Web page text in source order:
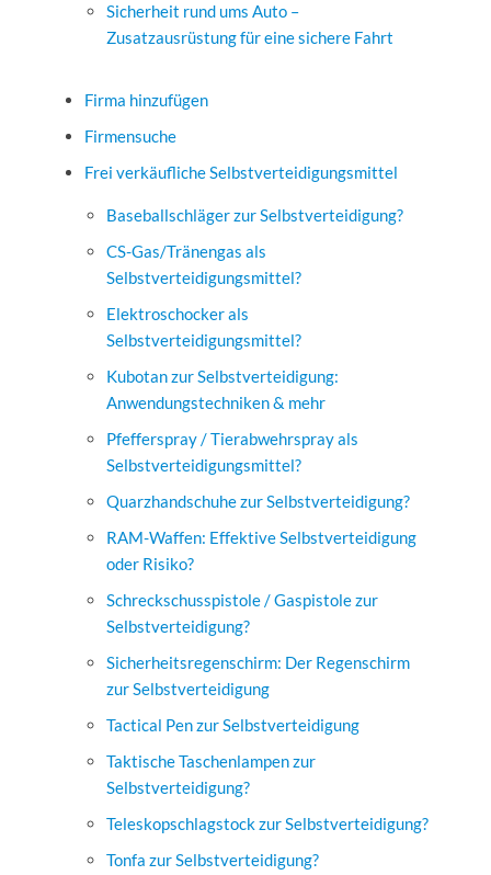
Sicherheit rund ums Auto –
Zusatzausrüstung für eine sichere Fahrt
Firma hinzufügen
Firmensuche
Frei verkäufliche Selbstverteidigungsmittel
Baseballschläger zur Selbstverteidigung?
CS-Gas/Tränengas als
Selbstverteidigungsmittel?
Elektroschocker als
Selbstverteidigungsmittel?
Kubotan zur Selbstverteidigung:
Anwendungstechniken & mehr
Pfefferspray / Tierabwehrspray als
Selbstverteidigungsmittel?
Quarzhandschuhe zur Selbstverteidigung?
RAM-Waffen: Effektive Selbstverteidigung
oder Risiko?
Schreckschusspistole / Gaspistole zur
Selbstverteidigung?
Sicherheitsregenschirm: Der Regenschirm
zur Selbstverteidigung
Tactical Pen zur Selbstverteidigung
Taktische Taschenlampen zur
Selbstverteidigung?
Teleskopschlagstock zur Selbstverteidigung?
Tonfa zur Selbstverteidigung?